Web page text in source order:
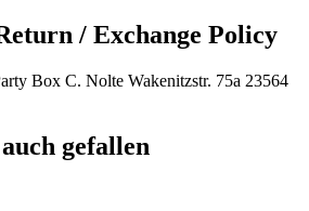
/ Exchange Policy
Box C. Nolte Wakenitzstr. 75a 23564
gefallen